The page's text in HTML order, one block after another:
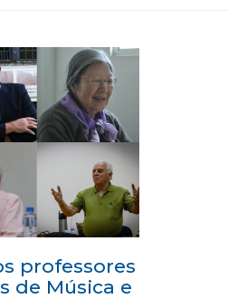
professores
de Música e